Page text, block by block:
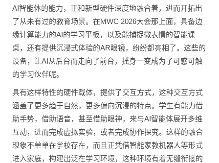
AI智能体的能力，正和新型硬件深度地融合着，进而开拓出
了从未有过的教育场景。在MWC 2026大会那上面，具备边
缘计算能力的AI的学习平板，以及能捕捉微表情的智能课
桌，还有提供沉浸式体验的AR眼镜，纷纷都亮相了。这些的
设备，让AI从后台而走向了前台，摇身一变成为了可感可触
的学习伙伴呢。
具有这样特性的硬件载体，提供了交互方式，这种交互方式
涵盖了更多趋于自然，更多偏向沉浸的特点。学生有能力借
助手势，借助语音，甚至借助眼神，来与AI智能体展开多维
互动，进而完成虚拟实验，或者完成协作探究。这样的融合
现象不单单在学校存在，而且正凭借智能家教机器人等形式
进入家庭，构建出泛在学习环境，这种环境有着无缝衔接的